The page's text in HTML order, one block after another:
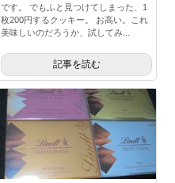
です。 でもふと見つけてしまった、1
枚200円するクッキー。 お高い。これ
美味しいのだろうか、試してみ...
記事を読む